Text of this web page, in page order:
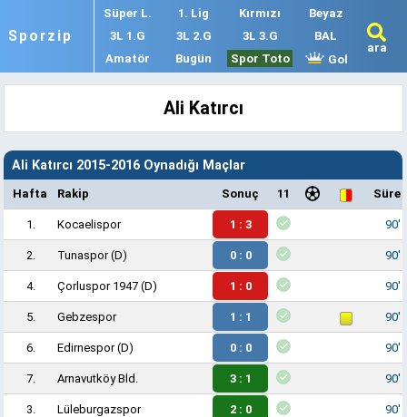
Sporzip
Süper L. 1. Lig Kırmızı
Beyaz
3L 1.G
3L 2.G 3L 3.G
BAL
Amatör
Bugün Spor Toto Gol
ara
Ali Katırcı
Ali Katırcı 2015-2016 Oynadığı Maçlar
Hafta Rakip Sonuç 11 Süre
1. Kocaelispor 1 : 3 90'
2. Tunaspor(D) 0 : 0 90'
4. Çorluspor 1947 (D) 1 : 0 90'
5. Gebzespor 1 : 1 90'
6. Edirnespor(D) 0 : 0 90'
7. Arnavutköy Bld. 3 : 1 90'
3. Lüleburgazspor 2 : 0 90'